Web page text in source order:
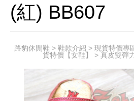
(紅) BB607
路豹休閒鞋 > 鞋款介紹 > 現貨特價專
貨特價【女鞋】
> 真皮雙彈